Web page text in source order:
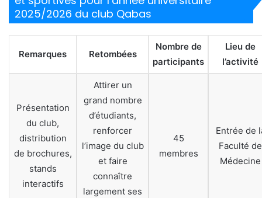
2025/2026 du club Qabas
Remarques Retombées
Nombre de
participants
Lieu de
l’activité
Présentation
du club,
distribution
de brochures,
stands
interactifs
Attirer un
grand nombre
d’étudiants,
renforcer
l’image du club
et faire
connaître
largement ses
45
membres
Entrée de
Faculté de
Médecine